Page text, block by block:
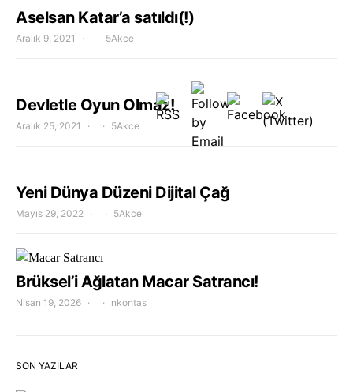
Aselsan Katar’a satıldı(!)
Aralık 9, 2021 5Akce
Devletle Oyun Olmaz!
Aralık 25, 2021 5Akce
Yeni Dünya Düzeni Dijital Çağ
Mayıs 29, 2022 5Akce
Brüksel’i Ağlatan Macar Satrancı!
Nisan 19, 2026 nkontas
SON YAZILAR